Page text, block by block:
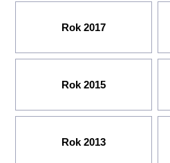
Rok 2017
Rok 2015
Rok 2013